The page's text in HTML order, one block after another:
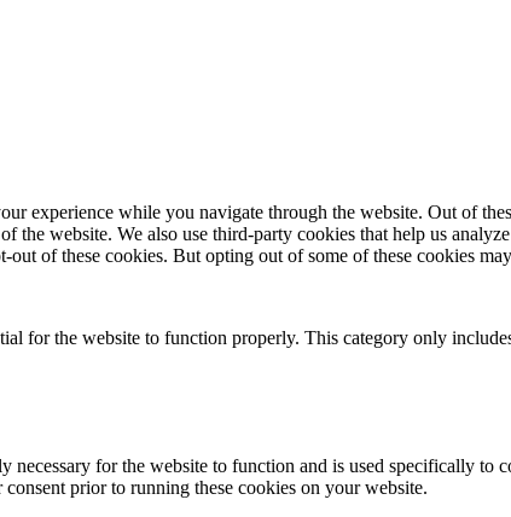
experience while you navigate through the website. Out of
the website. We also use third-party cookies that help us
out of these cookies. But opting out of some of these cookies
for the website to function properly. This category only
for the website to function and is used specifically to
prior to running these cookies on your website.